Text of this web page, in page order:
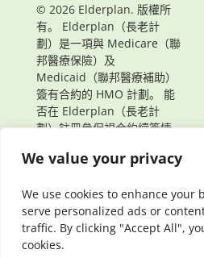
We value your privacy
We use cookies to enhance your
serve personalized ads or
traffic. By clicking "Accept All",
cookies.
© 2026 Elderplan. 版權所
有。 Elderplan（長老計
劃）是一項與 Medicare（聯
邦醫療保險）及
Medicaid（聯邦醫療補助）
簽有合約的 HMO 計劃。 能
否在 Elderplan（長老計
劃）註冊參保視合約續簽情